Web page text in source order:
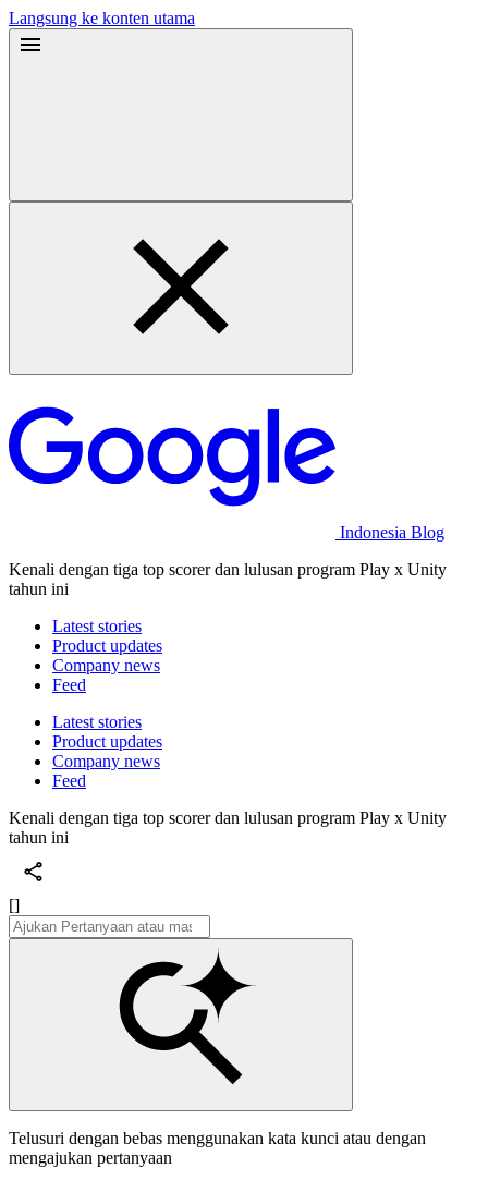
Langsung ke konten utama
Indonesia Blog
Kenali dengan tiga top scorer dan lulusan program Play x Unity
tahun ini
Latest stories
Product updates
Company news
Feed
Latest stories
Product updates
Company news
Feed
Kenali dengan tiga top scorer dan lulusan program Play x Unity
tahun ini
[]
Telusuri dengan bebas menggunakan kata kunci atau dengan
mengajukan pertanyaan